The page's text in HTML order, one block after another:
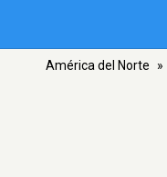
América del Norte »